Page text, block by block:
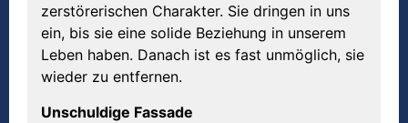
zerstörerischen Charakter. Sie dringen in uns
ein, bis sie eine solide Beziehung in unserem
Leben haben. Danach ist es fast unmöglich, sie
wieder zu entfernen.
Unschuldige Fassade